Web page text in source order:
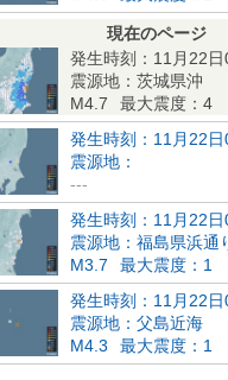
現在のページ
発生時刻：11月22
震源地：茨城県沖
M4.7
最大震度：4
発生時刻：11月22
震源地：
---
発生時刻：11月22
震源地：福島県浜通
M3.7
最大震度：1
発生時刻：11月22
震源地：父島近海
M4.3
最大震度：1